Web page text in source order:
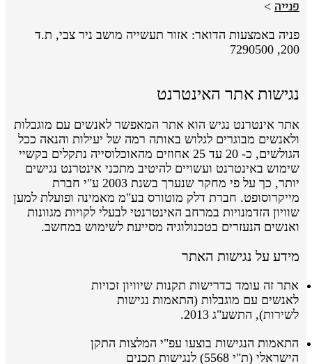
פנייה >
פניה באמצעות הדואר: אזור תעשייה מושב ניר צבי, ת.ד
200, 7290500
נגישות אתר האינטרנט
אתר אינטרנט נגיש הוא אתר המאפשר לאנשים עם מוגבלות
ולאנשים מבוגרים לגלוש באותה רמה של יעילות והנאה ככל
הגולשים, כ- 20 עד 25 אחוזים מהאוכלוסייה נתקלים בקשיי
שימוש באינטרנט ועשויים להיטיב מתכני אינטרנט נגישים
יותר, כך על פי מחקר שנערך בשנת 2003 ע"י חברת
מייקרוסופט. חברת דלק מוטורס בע"מ מאמינה ופועלת למען
שוויון הזדמנויות במרחב האינטרנטי לבעלי לקויות מגוונות
ואנשים הנעזרים בטכנולוגיה מסייעת לשימוש במחשב.
מידע על נגישות האתר
אתר זה עומד בדרישות תקנות שיוויון זכויות
לאנשים עם מוגבלות (התאמות נגישות
לשירות), התשע"ג 2013.
התאמות הנגישות בוצעועפ"יהמלצות התקן
הישראלי(ת"י 5568) לנגישות תכנים